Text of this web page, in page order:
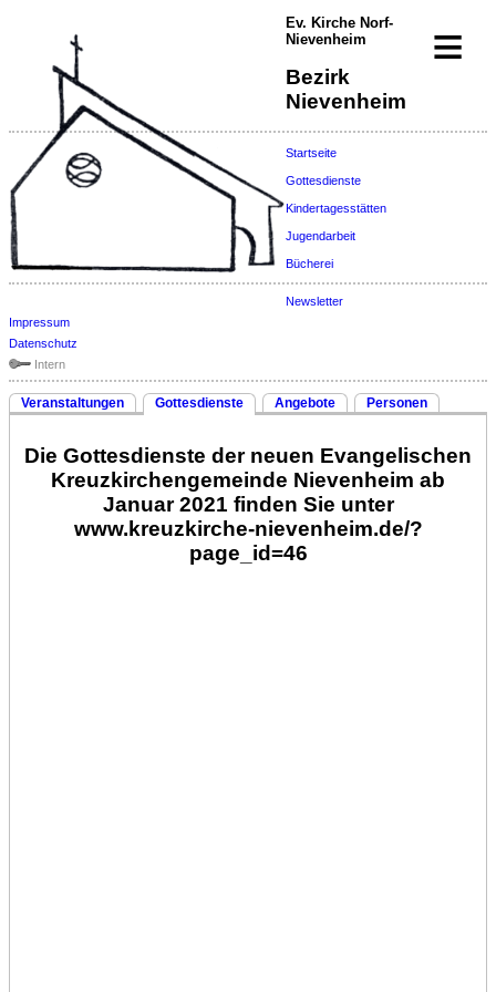
≡
Ev. Kirche Norf-
Nievenheim
Bezirk
Nievenheim
Startseite
Gottesdienste
Kindertagesstätten
Jugendarbeit
Bücherei
Newsletter
Impressum
Datenschutz
Intern
Veranstaltungen Gottesdienste Angebote Personen
Die Gottesdienste der neuen Evangelischen
Kreuzkirchengemeinde Nievenheim ab
Januar 2021 finden Sie unter
www.kreuzkirche-nievenheim.de/?
page_id=46